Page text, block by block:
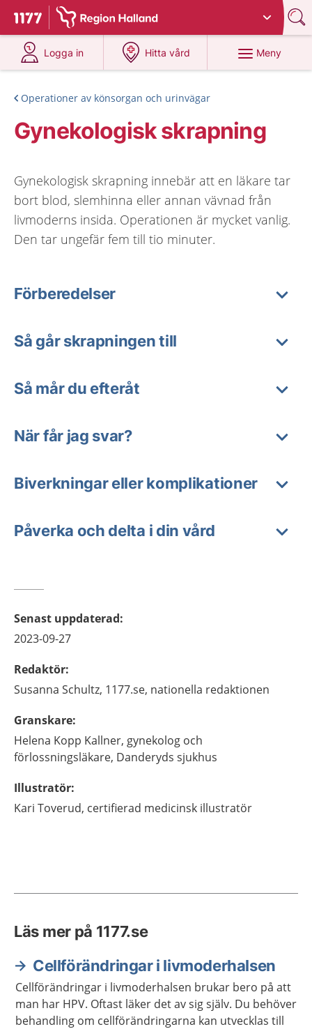
Till startsidan för 1177
Du har valt region Halland
Logga in
på 1177.se
Hitta vård
på 1177.se
Meny
Operationer av könsorgan och urinvägar
Gynekologisk skrapning
Gynekologisk skrapning innebär att en läkare tar
bort blod, slemhinna eller annan vävnad från
livmoderns insida. Operationen är mycket vanlig.
Den tar ungefär fem till tio minuter.
Förberedelser
Så går skrapningen till
Så mår du efteråt
När får jag svar?
Biverkningar eller komplikationer
Påverka och delta i din vård
Senast uppdaterad:
2023-09-27
Redaktör:
Susanna Schultz, 1177.se, nationella redaktionen
Granskare:
Helena Kopp Kallner, gynekolog och
förlossningsläkare, Danderyds sjukhus
Illustratör:
Kari Toverud, certifierad medicinsk illustratör
Läs mer på 1177.se
Cellförändringar i livmoderhalsen
Cellförändringar i livmoderhalsen brukar bero på att
man har HPV. Oftast läker det av sig själv. Du behöver
behandling om cellförändringarna kan utvecklas till